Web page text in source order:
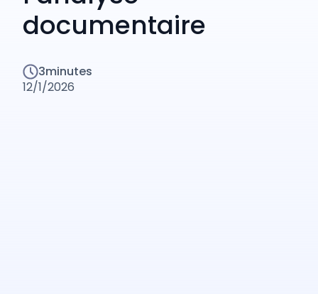
documentaire
3minutes
12/1/2026